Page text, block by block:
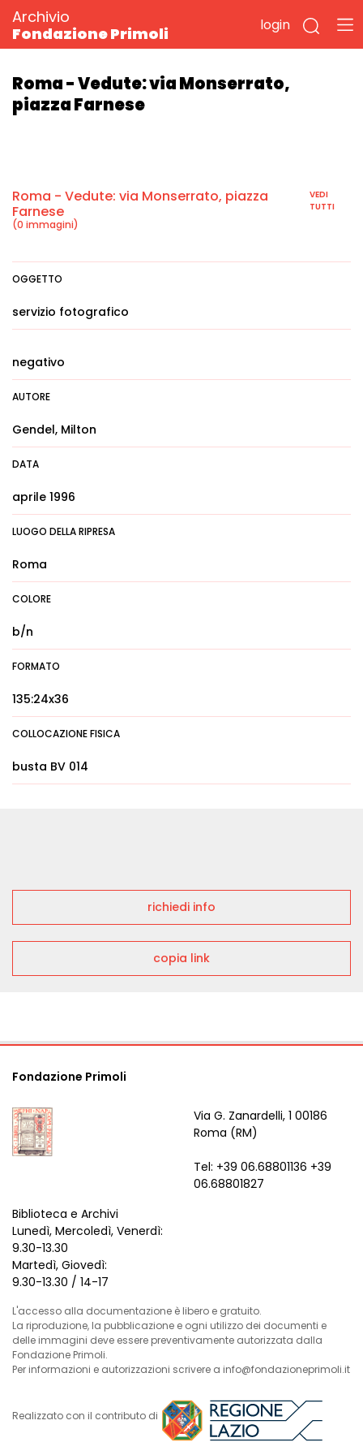
Archivio
Fondazione Primoli
login
Roma - Vedute: via Monserrato,
piazza Farnese
Roma - Vedute: via Monserrato, piazza
Farnese
(0 immagini)
VEDI
TUTTI
OGGETTO
servizio fotografico
negativo
AUTORE
Gendel, Milton
DATA
aprile 1996
LUOGO DELLA RIPRESA
Roma
COLORE
b/n
FORMATO
135:24x36
COLLOCAZIONE FISICA
busta BV 014
richiedi info
copia link
Fondazione Primoli
Via G. Zanardelli, 1 00186
Roma (RM)
Tel: +39 06.68801136 +39
06.68801827
Biblioteca e Archivi
Lunedì, Mercoledì, Venerdì:
9.30-13.30
Martedì, Giovedì:
9.30-13.30 / 14-17
L'accesso alla documentazione è libero e gratuito.
La riproduzione, la pubblicazione e ogni utilizzo dei documenti e
delle immagini deve essere preventivamente autorizzata dalla
Fondazione Primoli.
Per informazioni e autorizzazioni scrivere a info@fondazioneprimoli.it
Realizzato con il contributo di